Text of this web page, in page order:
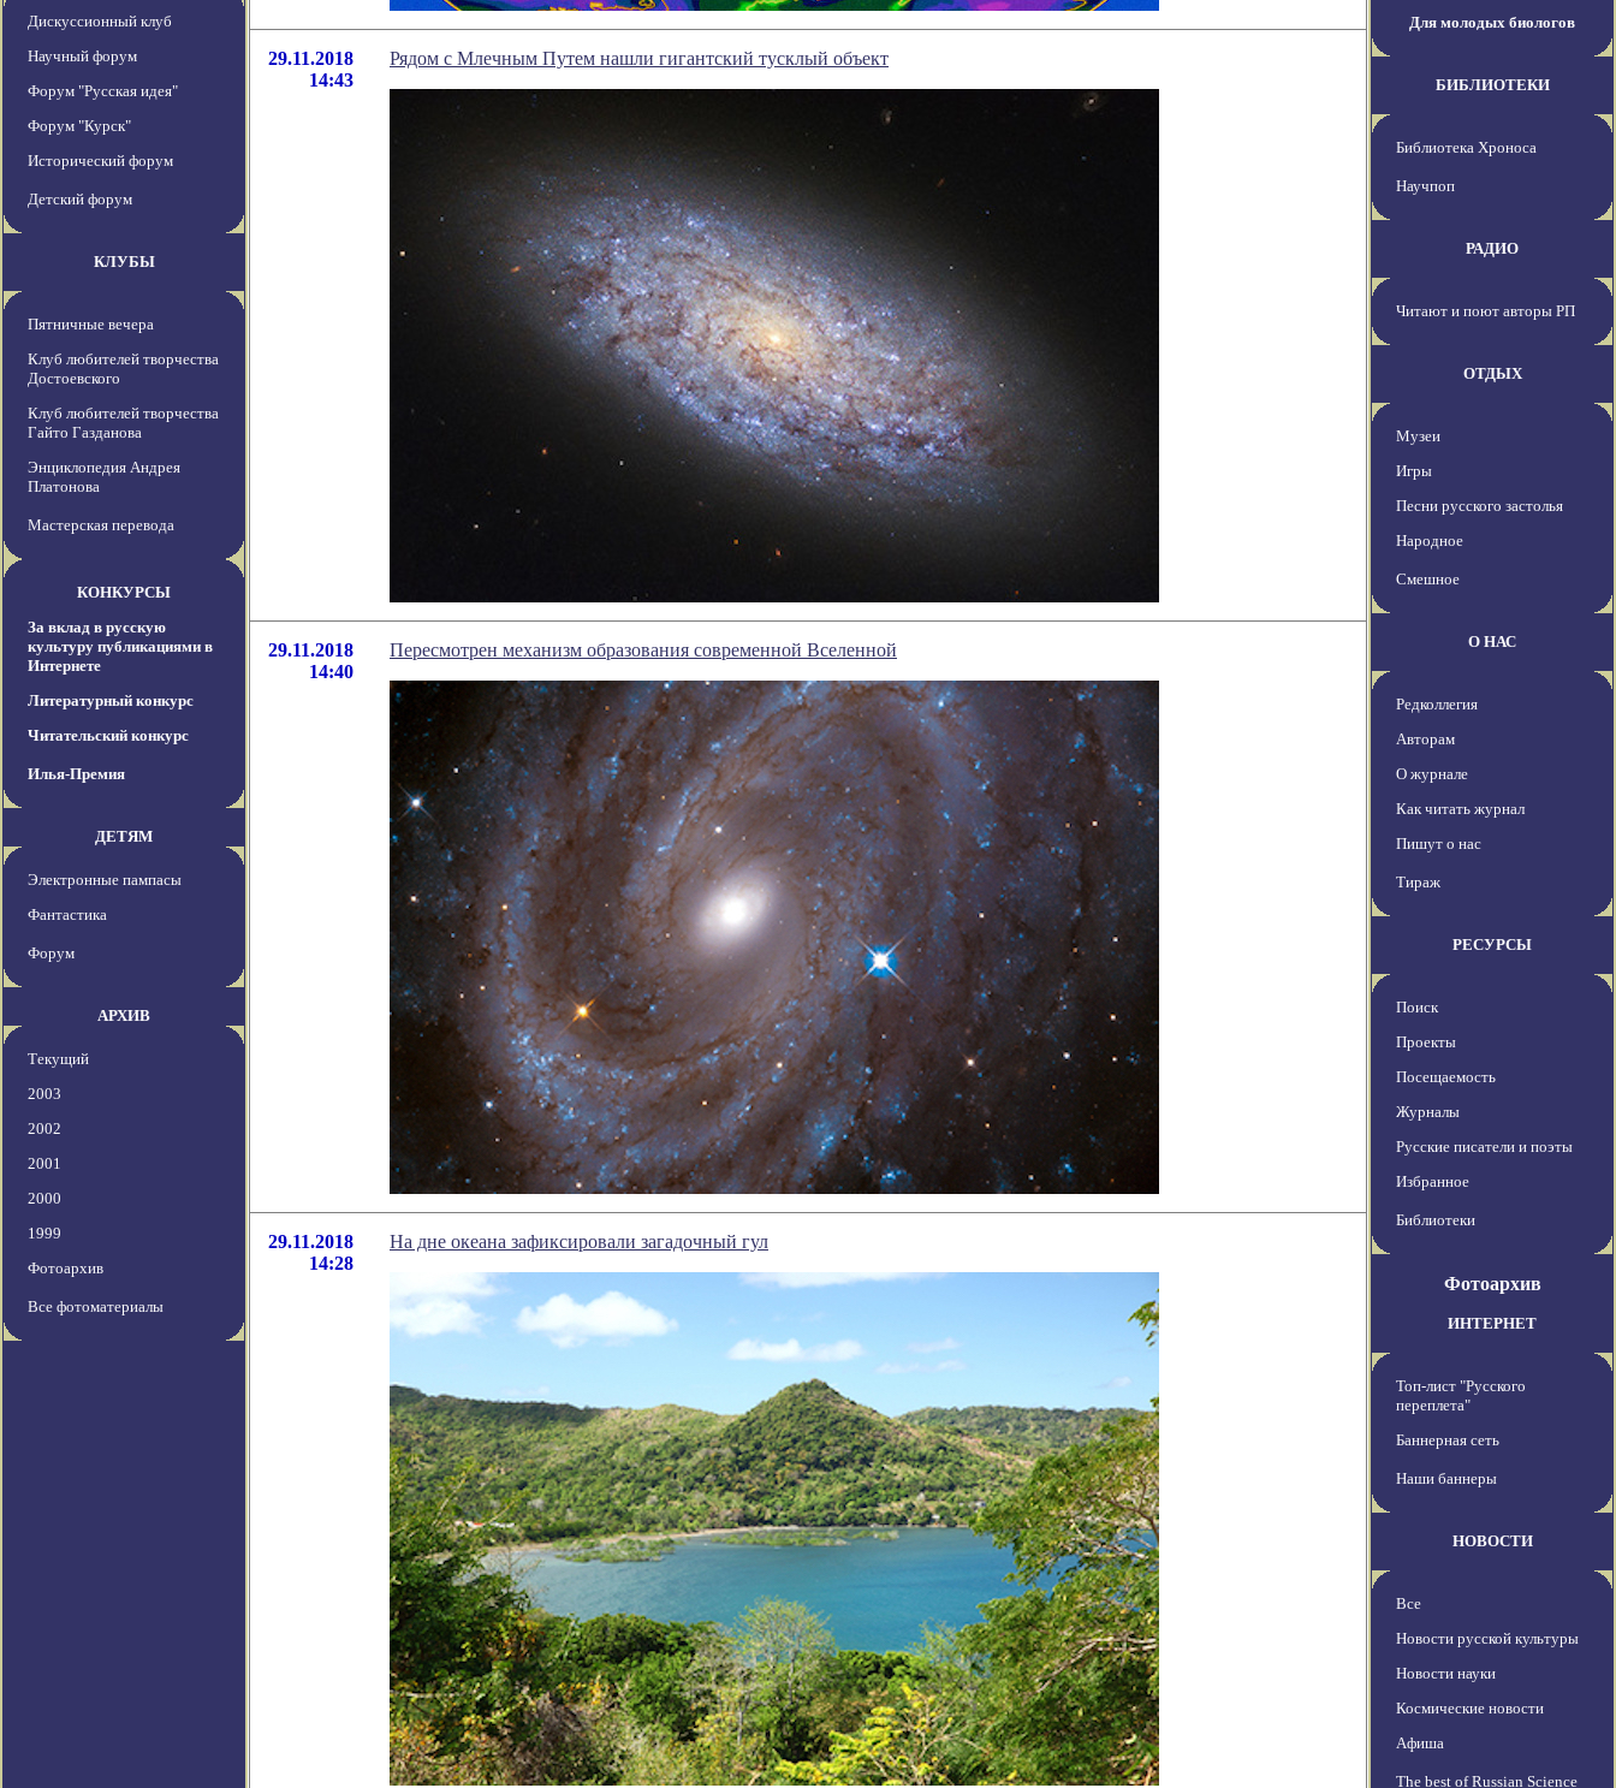
Дискуссионный клуб
Научный форум
Форум "Русская идея"
Форум "Курск"
Исторический форум
Детский форум
КЛУБЫ
Пятничные вечера
Клуб любителей творчества
Достоевского
Клуб любителей творчества
Гайто Газданова
Энциклопедия Андрея
Платонова
Мастерская перевода
КОНКУРСЫ
За вклад в русскую
культуру публикациями в
Интернете
Литературный конкурс
Читательский конкурс
Илья-Премия
ДЕТЯМ
Электронные пампасы
Фантастика
Форум
АРХИВ
Текущий
2003
2002
2001
2000
1999
Фотоархив
Все фотоматериалы
29.11.2018
14:43
Рядом с Млечным Путем нашли гигантский тусклый объект
29.11.2018
14:40
Пересмотрен механизм образования современной Вселенной
29.11.2018
14:28
На дне океана зафиксировали загадочный гул
Для молодых биологов
БИБЛИОТЕКИ
Библиотека Хроноса
Научпоп
РАДИО
Читают и поют авторы РП
ОТДЫХ
Музеи
Игры
Песни русского застолья
Народное
Смешное
О НАС
Редколлегия
Авторам
О журнале
Как читать журнал
Пишут о нас
Тираж
РЕСУРСЫ
Поиск
Проекты
Посещаемость
Журналы
Русские писатели и поэты
Избранное
Библиотеки
Фотоархив
ИНТЕРНЕТ
Топ-лист "Русского
переплета"
Баннерная сеть
Наши баннеры
НОВОСТИ
Все
Новости русской культуры
Новости науки
Космические новости
Афиша
The best of Russian Science